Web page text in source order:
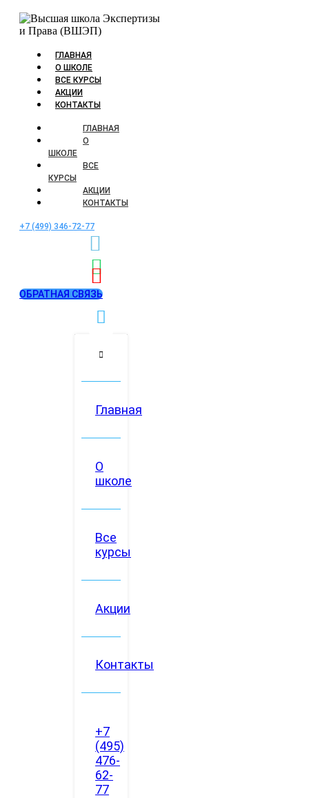
ГЛАВНАЯ
О ШКОЛЕ
ВСЕ КУРСЫ
АКЦИИ
КОНТАКТЫ
ГЛАВНАЯ
О
ШКОЛЕ
ВСЕ
КУРСЫ
АКЦИИ
КОНТАКТЫ
+7 (499) 346-72-77
ОБРАТНАЯ СВЯЗЬ
Главная
О
школе
Все
курсы
Акции
Контакты
+7
(495)
476-
62-
77